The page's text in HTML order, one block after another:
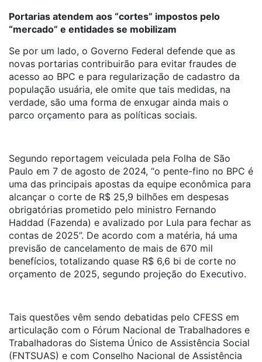
Portarias atendem aos “cortes” impostos pelo
“mercado” e entidades se mobilizam
Se por um lado, o Governo Federal defende que as
novas portarias contribuirão para evitar fraudes de
acesso ao BPC e para regularização de cadastro da
população usuária, ele omite que tais medidas, na
verdade, são uma forma de enxugar ainda mais o
parco orçamento para as políticas sociais.
Segundo reportagem veiculada pela Folha de São
Paulo em 7 de agosto de 2024, “o pente-fino no BPC é
uma das principais apostas da equipe econômica para
alcançar o corte de R$ 25,9 bilhões em despesas
obrigatórias prometido pelo ministro Fernando
Haddad (Fazenda) e avalizado por Lula para fechar as
contas de 2025”. De acordo com a matéria, há uma
previsão de cancelamento de mais de 670 mil
benefícios, totalizando quase R$ 6,6 bi de corte no
orçamento de 2025, segundo projeção do Executivo.
Tais questões vêm sendo debatidas pelo CFESS em
articulação com o Fórum Nacional de Trabalhadores e
Trabalhadoras do Sistema Único de Assistência Social
(FNTSUAS) e com Conselho Nacional de Assistência